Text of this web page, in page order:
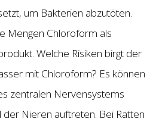
um Bakterien abzutöten.
Mengen Chloroform als
Welche Risiken birgt der
mit Chloroform? Es können
zentralen Nervensystems
Nieren auftreten. Bei Ratten